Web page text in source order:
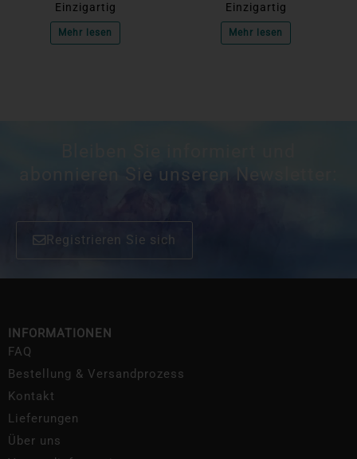
Einzigartig
Mehr lesen
Einzigartig
Mehr lesen
abonnieren Sie unseren Newsletter:
Registrieren Sie sich
INFORMATIONEN
FAQ
Bestellung & Versandprozess
Kontakt
Lieferungen
Über uns